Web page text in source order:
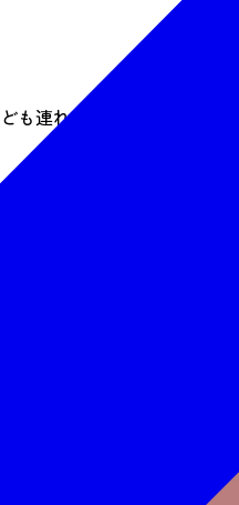
も連れフォトジェニック